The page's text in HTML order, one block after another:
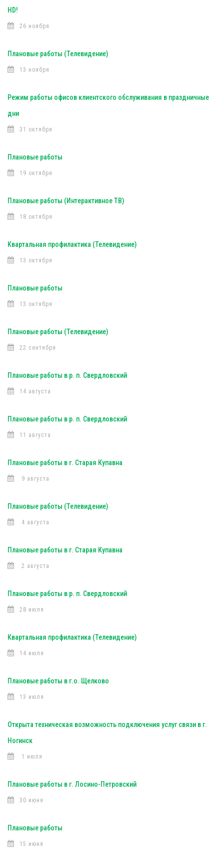
HD!
26 ноября
Плановые работы (Телевидение)
13 ноября
Режим работы офисов клиентского обслуживания в праздничные
дни
31 октября
Плановые работы
19 октября
Плановые работы (Интерактивное ТВ)
18 октября
Квартальная профилактика (Телевидение)
13 октября
Плановые работы
13 октября
Плановые работы (Телевидение)
22 сентября
Плановые работы в р. п. Свердловский
14 августа
Плановые работы в р. п. Свердловский
11 августа
Плановые работы в г. Старая Купавна
9 августа
Плановые работы (Телевидение)
4 августа
Плановые работы в г. Старая Купавна
2 августа
Плановые работы в р. п. Свердловский
28 июля
Квартальная профилактика (Телевидение)
14 июля
Плановые работы в г.о. Щелково
13 июля
Открыта техническая возможность подключения услуг связи в г.
Ногинск
1 июля
Плановые работы в г. Лосино-Петровский
30 июня
Плановые работы
15 июня